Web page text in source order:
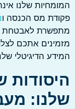
שלנו אינה
מס הכנסה ו
לאבטחת המידע
אתכם לצלול
הדיגיטלי שלנו
מעבר